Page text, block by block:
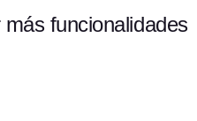
más funcionalidades